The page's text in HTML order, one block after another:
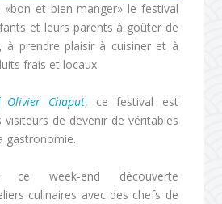
«bon et bien manger» le festival
et leurs parents à goûter de
à prendre plaisir à cuisiner et à
frais et locaux.
Olivier Chaput, ce festival est
visiteurs de devenir de véritables
gastronomie.
week-end découverte
culinaires avec des chefs de